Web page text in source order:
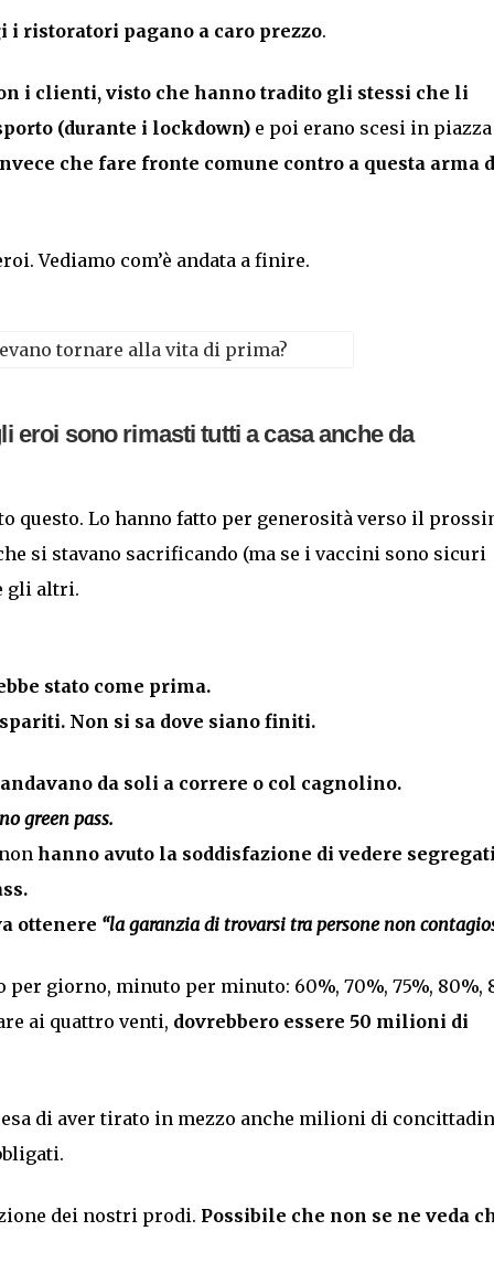
ristoratori pagano a caro prezzo.
i clienti, visto che hanno tradito gli stessi che li
(durante i lockdown)e poi erano scesi in
che fare fronte comune contro a questa arma
Vediamo com’è andata a finire.
eroi sono rimasti tutti a casa anche da
questo. Lo hanno fatto per generosità verso il
si stavano sacrificando (ma se i vaccini sono sicuri
gli altri.
stato come prima.
Non si sa dove siano finiti.
da soli a correre o col cagnolino.
no green pass.
hanno avuto la soddisfazione di vedere
ottenere “la garanzia di trovarsi tra persone non
giorno, minuto per minuto: 60%, 70%, 75%, 80%,
ai quattro venti, dovrebbero essere 50 milioni di
di aver tirato in mezzo anche milioni di
dei nostri prodi. Possibile che non se ne veda